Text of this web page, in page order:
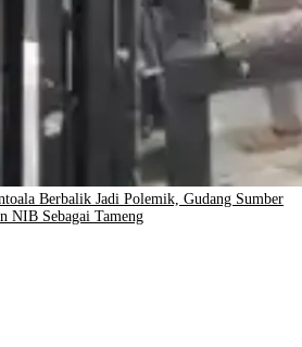
Berbalik Jadi Polemik, Gudang Sumber
NIB Sebagai Tameng